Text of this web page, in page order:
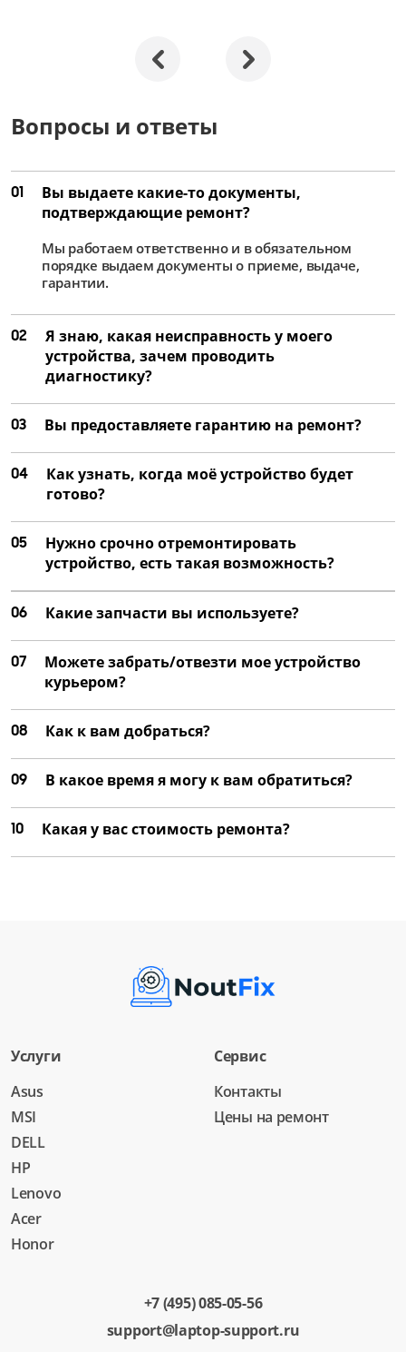
Вопросы и ответы
01
Вы выдаете какие-то документы,
подтверждающие ремонт?
Мы работаем ответственно и в обязательном
порядке выдаем документы о приеме, выдаче,
гарантии.
02
Я знаю, какая неисправность у моего
устройства, зачем проводить
диагностику?
03 Вы предоставляете гарантию на ремонт?
04
Как узнать, когда моё устройство будет
готово?
05
Нужно срочно отремонтировать
устройство, есть такая возможность?
06 Какие запчасти вы используете?
07
Можете забрать/отвезти мое устройство
курьером?
08 Как к вам добраться?
09 В какое время я могу к вам обратиться?
10 Какая у вас стоимость ремонта?
Услуги
Asus
MSI
DELL
HP
Lenovo
Acer
Honor
Сервис
Контакты
Цены на ремонт
+7 (495) 085-05-56
support@laptop-support.ru